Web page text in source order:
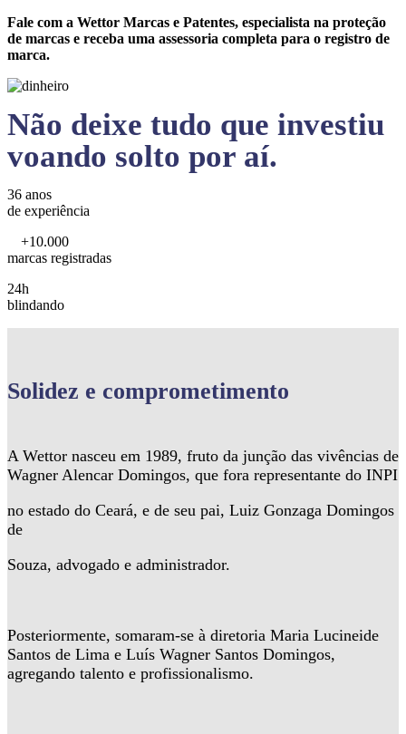
Fale com a Wettor Marcas e Patentes, especialista na proteção
de marcas e receba uma assessoria completa para o registro de
marca.
Não deixe tudo que investiu
voando solto por aí.
36 anos
de experiência
+10.000
marcas registradas
24h
blindando
Solidez e comprometimento
A Wettor nasceu em 1989, fruto da junção das vivências de
Wagner Alencar Domingos, que fora representante do INPI
no estado do Ceará, e de seu pai, Luiz Gonzaga Domingos
de
Souza, advogado e administrador.
Posteriormente, somaram-se à diretoria Maria Lucineide
Santos de Lima e Luís Wagner Santos Domingos,
agregando talento e profissionalismo.